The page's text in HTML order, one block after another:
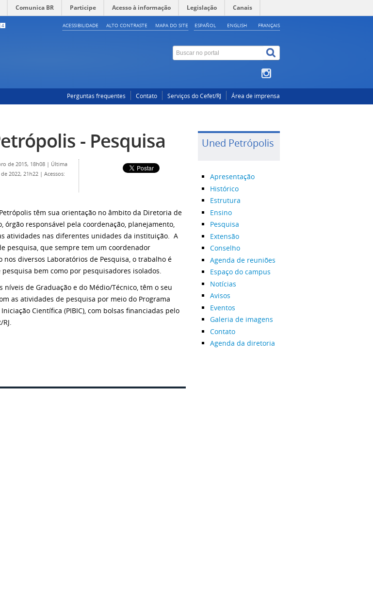
Comunica BR Participe Acesso à informação Legislação Canais
4 ESPAÑOL ENGLISH FRANÇAIS
ACESSIBILIDADE ALTO CONTRASTE MAPA DO SITE
Perguntas frequentes Contato Serviços do Cefet/RJ Área de imprensa
- Pesquisa
de 2015, 18h08 | Última
2022, 21h22 | Acessos:
têm sua orientação no âmbito da Diretoria de
órgão responsável pela coordenação, planejamento,
atividades nas diferentes unidades da instituição. A
pesquisa, que sempre tem um coordenador
nos diversos Laboratórios de Pesquisa, o trabalho é
bem como por pesquisadores isolados.
níveis de Graduação e do Médio/Técnico, têm o seu
as atividades de pesquisa por meio do Programa
Científica (PIBIC), com bolsas financiadas pelo
Uned Petrópolis
Apresentação
Histórico
Estrutura
Ensino
Pesquisa
Extensão
Conselho
Agenda de reuniões
Espaço do campus
Notícias
Avisos
Eventos
Galeria de imagens
Contato
Agenda da diretoria